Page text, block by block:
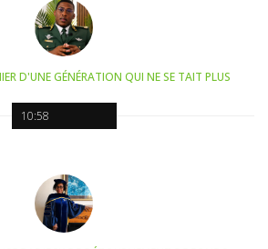
10:58
D'UNE GÉNÉRATION QUI NE SE TAIT PLUS